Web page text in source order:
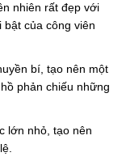
nhiên rất đẹp với
của công viên
bí, tạo nên một
phản chiếu những
lớn nhỏ, tạo nên